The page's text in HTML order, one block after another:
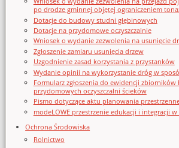
po drodze gminnej objętej ograniczeniem
Dotacje do budowy studni głębinowych
Dotacje na przydomowe oczyszczalnie
Wniosek o wydanie zezwolenia na usunięcie
Zgłoszenie zamiaru usunięcia drzew
Uzgodnienie zasad korzystania z przystanków
Wydanie opinii na wykorzystanie dróg w
Formularz zgłoszenia do ewidencji zbiorników
przydomowych oczyszczalni ścieków
Pismo dotyczące aktu planowania
modeLOWE przestrzenie edukacji i integracji
Ochrona Środowiska
Rolnictwo